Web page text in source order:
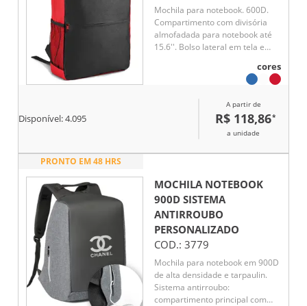
Mochila para notebook. 600D.
Compartimento com divisória
almofadada para notebook até
15.6''. Bolso lateral em tela e
cores
Disponível:4.095
A partir de
R$ 118,86*
a unidade
PRONTO EM 48 HRS
MOCHILA NOTEBOOK
900D SISTEMA
ANTIRROUBO
PERSONALIZADO
COD.: 3779
Mochila para notebook em 900D
de alta densidade e tarpaulin.
Sistema antirroubo:
compartimento principal com